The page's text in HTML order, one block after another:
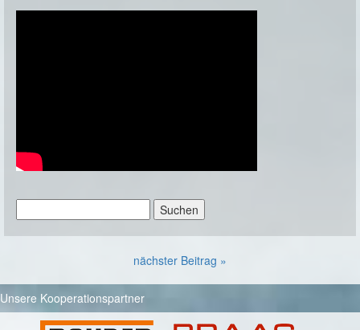
nach:
nächster Beitrag »
Unsere Kooperationspartner